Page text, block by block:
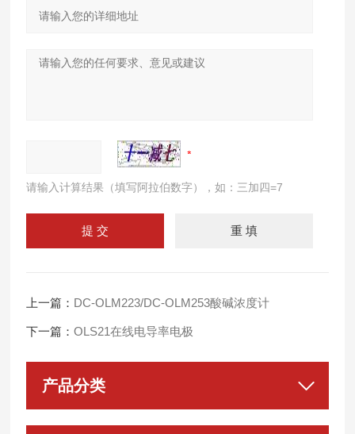
请输入计算结果（填写阿拉伯数字），如：三加四=7
上一篇： DC-OLM223/DC-OLM253酸碱浓度计
下一篇：OLS21在线电导率电极
产品分类